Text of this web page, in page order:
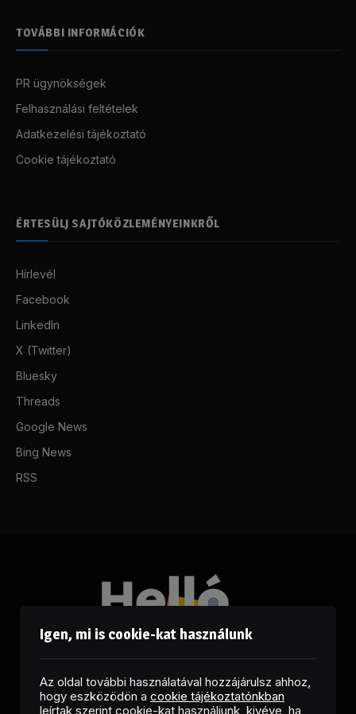
TOVÁBBI INFORMÁCIÓK
PR ügynökségek
Felhasználási feltételek
Adatkezelési tájékoztató
Cookie tájékoztató
ÉRTESÜLJ SAJTÓKÖZLEMÉNYEINKRŐL
Hírlevél
Facebook
LinkedIn
X (Twitter)
Bluesky
Threads
Google News
Bing News
RSS
Igen, mi is cookie-kat használunk
Az oldal további használatával hozzájárulsz ahhoz,
hogy eszközödön a cookie tájékoztatónkban
leírtak szerint cookie-kat használjunk, kivéve, ha